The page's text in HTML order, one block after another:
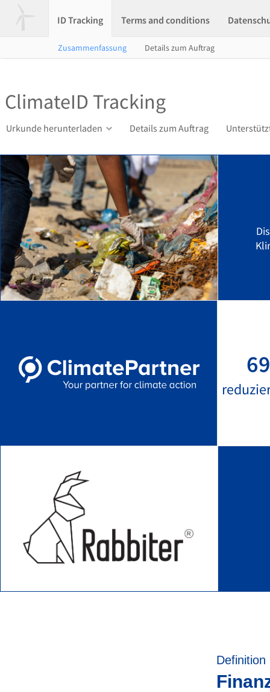
ID Tracking Terms and conditions
Zusammenfassung Details zum Auftrag
ClimateID Tracking
Urkunde herunterladen Details zum Auftrag
Definition